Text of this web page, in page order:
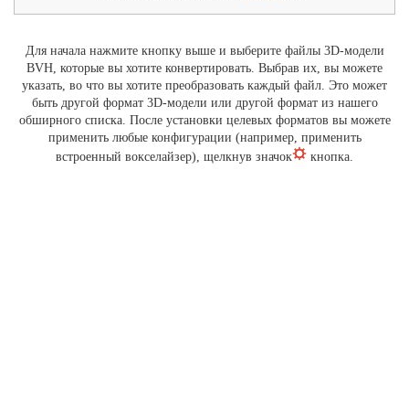
Для начала нажмите кнопку выше и выберите файлы 3D-модели
BVH, которые вы хотите конвертировать. Выбрав их, вы можете
указать, во что вы хотите преобразовать каждый файл. Это может
быть другой формат 3D-модели или другой формат из нашего
обширного списка. После установки целевых форматов вы можете
применить любые конфигурации (например, применить
встроенный вокселайзер), щелкнув значок
кнопка.